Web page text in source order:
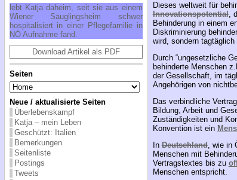
lebt Katja daheim, seit sie aus einem
Wiener Säuglingsheim schwer
hospitalisiert in einer Pflegefamilie in
NÖ Aufnahme fand.
Download Artikel als PDF
Seiten
Neue / aktualisierte Seiten
Überlebenskampf
Katja – mein Leben
Geschützt: Italien
Bemerkungen
Seitenliste
Postings
Tweets
Dieses weltweit für
Innovationspotential,
Behinderung in einem
Diskriminierung
wird, sondern
Durch “ungesetzliche
behinderte Menschen
der Gesellschaft, im
Angehörigen von
Das verbindliche
Bildung, Arbeit und
Zuständigkeiten und
Konvention ist ein
InDeutschland, wie in
Menschen mit
Vertragstextes bis zu
Menschen entspricht.